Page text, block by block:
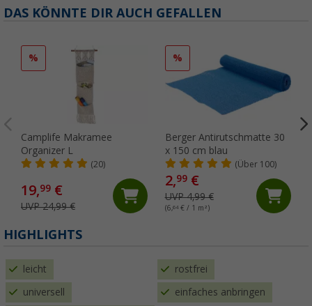
DAS KÖNNTE DIR AUCH GEFALLEN
%
Camplife Makramee
Organizer L
(20)
19,99 €
UVP 24,99 €
%
Berger Antirutschmatte 30
x 150 cm blau
(Über 100)
2,99€
UVP 4,99 €
(6,64€ / 1 m²)
HIGHLIGHTS
leicht rostfrei
universell einfaches anbringen